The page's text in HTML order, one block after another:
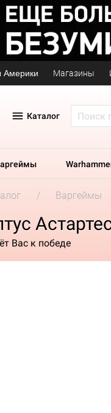
Америки Магазины
Каталог
Варгеймы
Вас к победе